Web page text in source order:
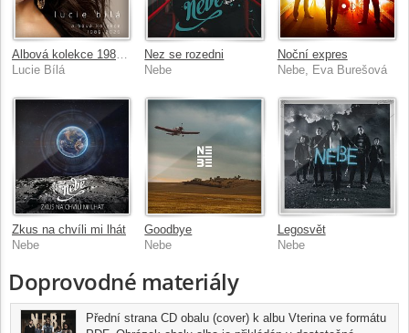
Lucie Bílá
Nez se rozedni
Nebe
Noční expres
Nebe, Eva Burešová
Zkus na chvíli mi lhát
Nebe
Goodbye
Nebe
Legosvět
Nebe
Doprovodné materiály
Přední strana CD obalu (cover) k albu Vterina ve formátu